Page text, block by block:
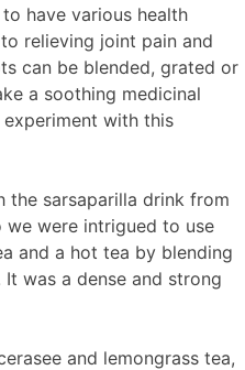
have various health
relieving joint pain and
can be blended, grated or
a soothing medicinal
with this
the sarsaparilla drink from
were intrigued to use
and a hot tea by blending
was a dense and strong
and lemongrass tea,